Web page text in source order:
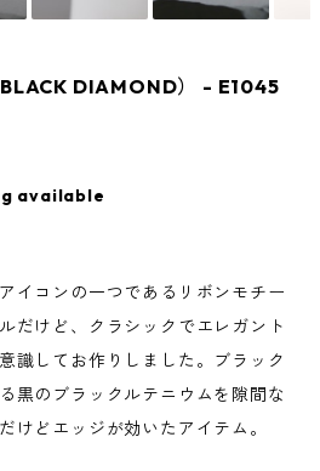
DIAMOND） - E1045
available
イコンの一つであるリボンモチー
だけど、クラシックでエレガント
識してお作りしました。ブラック
黒のブラックルテニウムを隙間な
けどエッジが効いたアイテム。